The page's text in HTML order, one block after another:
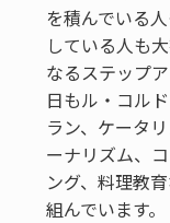
を積んでいる
している人も
なるステップ
日もル・コル
ラン、ケータ
ーナリズム、
ング、料理教
組んでいます。